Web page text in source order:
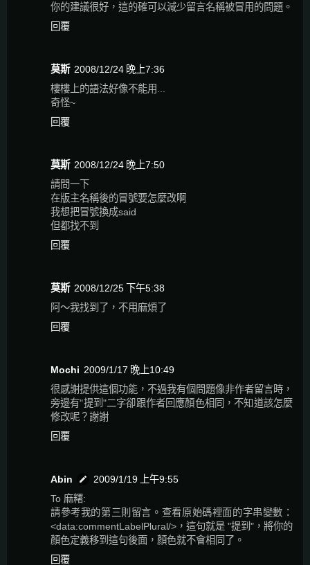
你的建議很好，這的確可以減少留言名稱被冒用的問題。
回覆
莫斯 2008/12/24 晚上7:36
樓樓上的語法好像不能用...
奇怪~
回覆
莫斯 2008/12/24 晚上7:50
請問一下
在版主名稱後的冒號要怎麼改啊
我想把冒號換成said
但都找不到
回覆
莫斯 2008/12/25 下午5:38
阿～我找到了，不用麻煩了
回覆
Mochi 2009/1/17 晚上10:49
很感謝提供這個功能，不過我有個問題像非作者留言時，
旁邊有"提到"二字卻跟作者回應顏色相同，不知道該怎麼
修改呢？謝謝
回覆
Abin
2009/1/19 上午9:55
To 麻糬:
請參考我的第三則留言。查看原始碼裡面的字串變數：
<data:commentLabelPlural/>，這句就是 "提到"，將你的
顏色定義移到這句後面，顏色就不會相同了。
回覆